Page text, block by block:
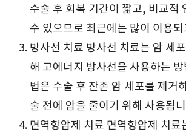
수술 후 회복 기간이 짧고, 비교적
수 있으므로 최근에는 많이 이용
방사선 치료 방사선 치료는 암 세
해 고에너지 방사선을 사용하는
법은 수술 후 잔존 암 세포를 제거
술 전에 암을 줄이기 위해 사용됩
면역항암제 치료 면역항암제 치료